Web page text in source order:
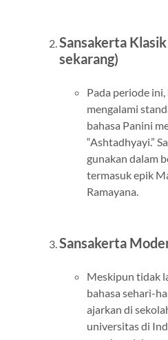
Sansakerta
sekarang)
Pada periode ini,
mengalami
bahasa Panini
“Ashtadhyayi.”
gunakan dalam
termasuk epik
Ramayana.
Sansakerta
Meskipun tidak
bahasa sehari-
ajarkan di
universitas di